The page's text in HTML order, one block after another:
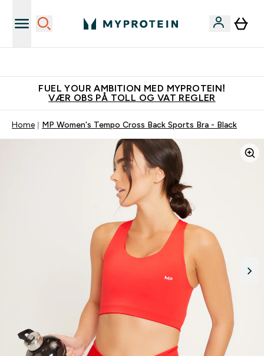
FUEL YOUR AMBITION MED MYPROTEIN!
VÆR OBS PÅ TOLL OG VAT REGLER
Home MP Women's Tempo Cross Back Sports Bra - Black